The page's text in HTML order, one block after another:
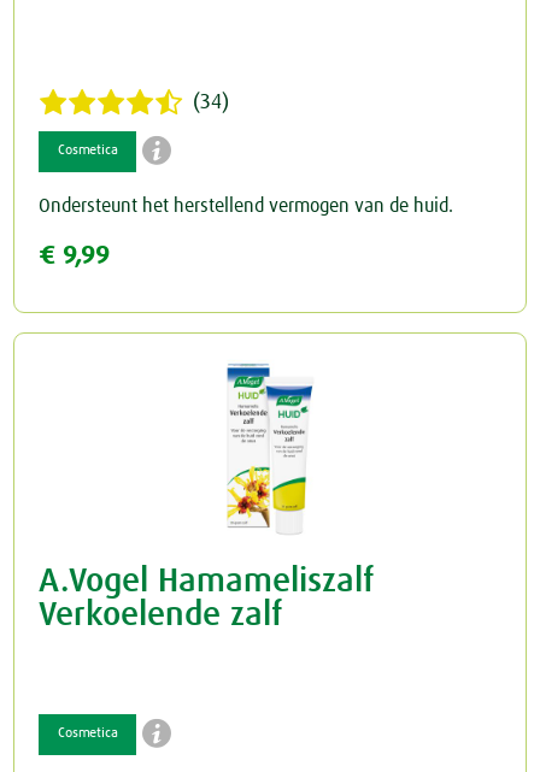
(34)
Cosmetica 
Ondersteunt het herstellend vermogen van de huid.
€ 9,99
A.Vogel Hamameliszalf
Verkoelende zalf
Cosmetica 